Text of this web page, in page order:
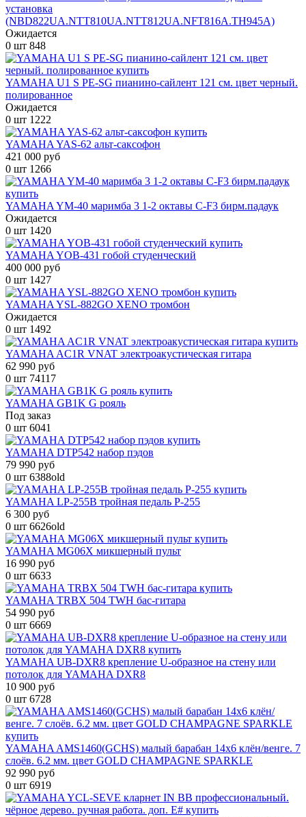
установка
(NBD822UA.NTT810UA.NTT812UA.NFT816A.TH945A)
Ожидается
0 шт 848
YAMAHA U1 S PE-SG пианино-сайлент 121 см. цвет черный.
полированное
Ожидается
0 шт 1222
YAMAHA YAS-62 альт-саксофон
421 000 руб
0 шт 1266
YAMAHA YM-40 маримба 3 1-2 октавы C-F3 бирм.падаук
Ожидается
0 шт 1420
YAMAHA YOB-431 гобой студенческий
400 000 руб
0 шт 1427
YAMAHA YSL-882GO XENO тромбон
Ожидается
0 шт 1492
YAMAHA AC1R VNAT электроакустическая гитара
62 990 руб
0 шт 74117
YAMAHA GB1K G рояль
Под заказ
0 шт 6041
YAMAHA DTP542 набор пэдов
79 990 руб
0 шт 6388old
YAMAHA LP-255B тройная педаль P-255
6 300 руб
0 шт 6626old
YAMAHA MG06X микшерный пульт
16 990 руб
0 шт 6633
YAMAHA TRBX 504 TWH бас-гитара
54 990 руб
0 шт 6669
YAMAHA UB-DXR8 крепление U-образное на стену или
потолок для YAMAHA DXR8
10 900 руб
0 шт 6728
YAMAHA AMS1460(GCHS) малый барабан 14х6 клён/венге. 7
слоёв. 6.2 мм. цвет GOLD CHAMPAGNE SPARKLE
92 990 руб
0 шт 6919